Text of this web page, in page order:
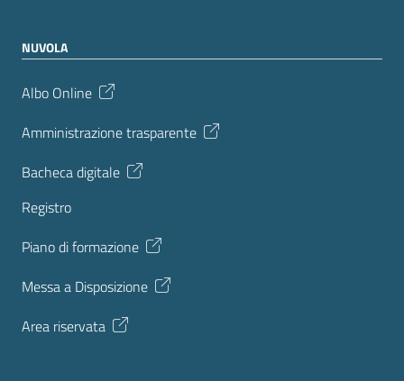
NUVOLA
Albo Online
Amministrazione trasparente
Bacheca digitale
Registro
Piano di formazione
Messa a Disposizione
Area riservata